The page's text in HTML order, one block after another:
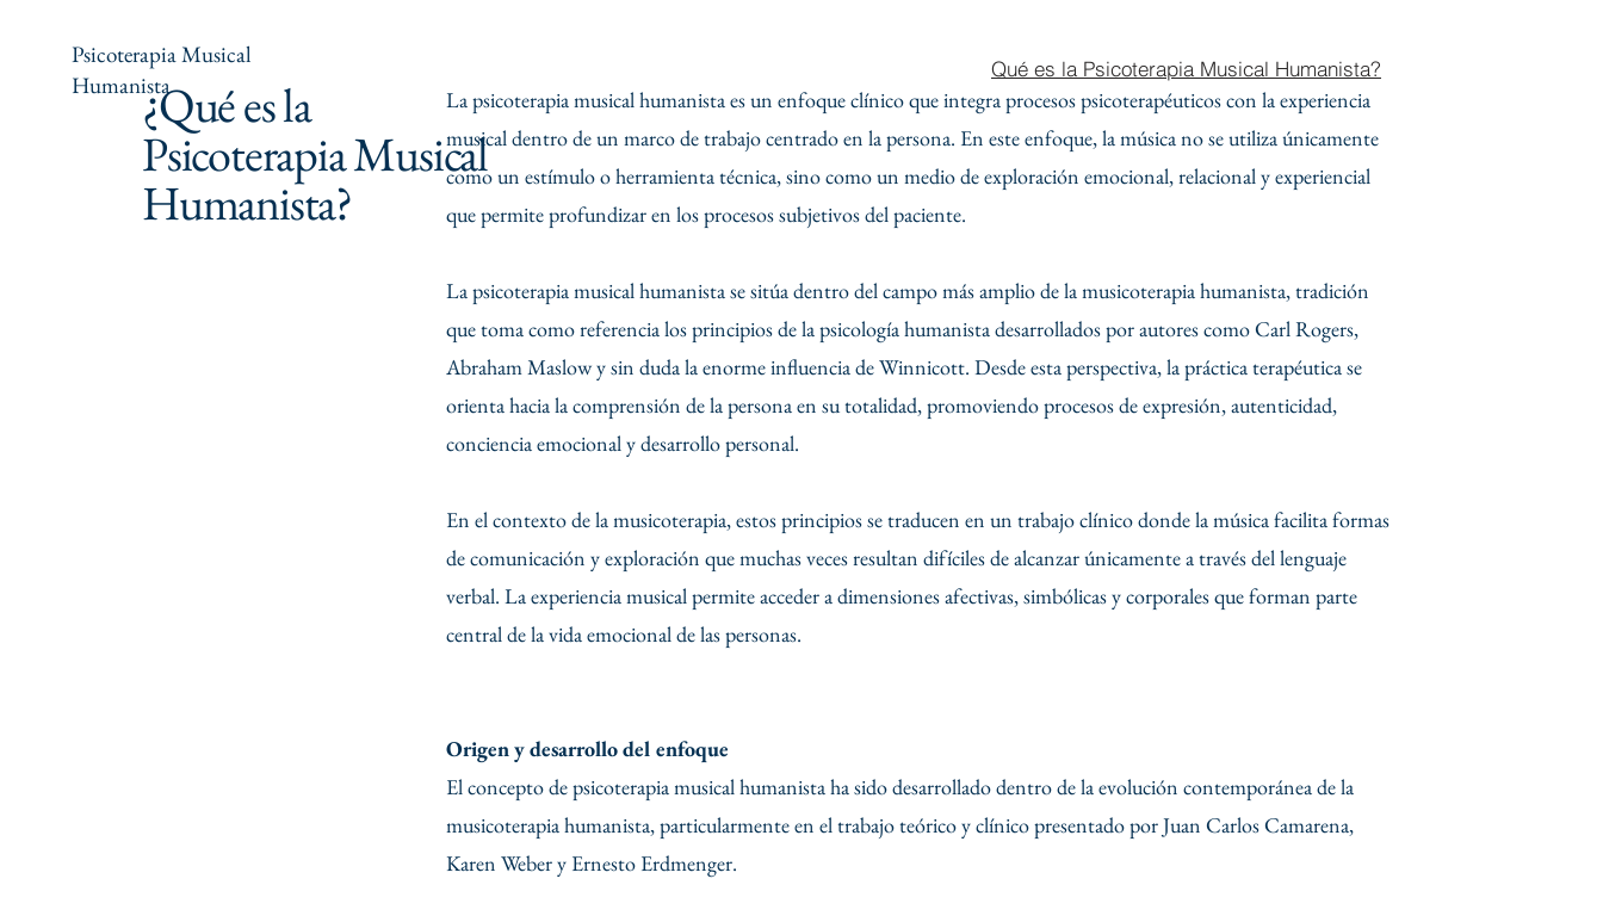
Psicoterapia Musical
Humanista
Qué es la Psicoterapia Musical Humanista?
¿Qué es la
Psicoterapia Musical
Humanista?
La psicoterapia musical humanista es un enfoque clínico que integra procesos psicoterapéuticos con la experiencia
musical dentro de un marco de trabajo centrado en la persona. En este enfoque, la música no se utiliza únicamente
como un estímulo o herramienta técnica, sino como un medio de exploración emocional, relacional y experiencial
que permite profundizar en los procesos subjetivos del paciente.
La psicoterapia musical humanista se sitúa dentro del campo más amplio de la musicoterapia humanista, tradición
que toma como referencia los principios de la psicología humanista desarrollados por autores como Carl Rogers,
Abraham Maslow y sin duda la enorme influencia de Winnicott. Desde esta perspectiva, la práctica terapéutica se
orienta hacia la comprensión de la persona en su totalidad, promoviendo procesos de expresión, autenticidad,
conciencia emocional y desarrollo personal.
En el contexto de la musicoterapia, estos principios se traducen en un trabajo clínico donde la música facilita formas
de comunicación y exploración que muchas veces resultan difíciles de alcanzar únicamente a través del lenguaje
verbal. La experiencia musical permite acceder a dimensiones afectivas, simbólicas y corporales que forman parte
central de la vida emocional de las personas.
Origen y desarrollo del enfoque
El concepto de psicoterapia musical humanista ha sido desarrollado dentro de la evolución contemporánea de la
musicoterapia humanista, particularmente en el trabajo teórico y clínico presentado por Juan Carlos Camarena,
Karen Weber y Ernesto Erdmenger.